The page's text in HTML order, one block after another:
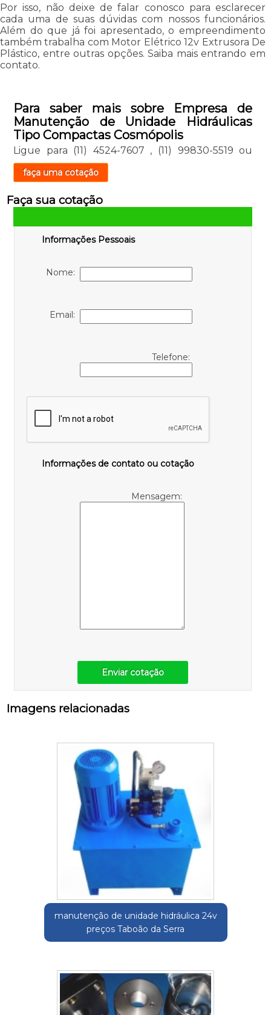
Por isso, não deixe de falar conosco para esclarecer
cada uma de suas dúvidas com nossos funcionários.
Além do que já foi apresentado, o empreendimento
também trabalha com Motor Elétrico 12v Extrusora De
Plástico, entre outras opções. Saiba mais entrando em
contato.
Para saber mais sobre Empresa de
Manutenção de Unidade Hidráulicas
Tipo Compactas Cosmópolis
Ligue para (11) 4524-7607 , (11) 99830-5519 ou
faça uma cotação
Faça sua cotação
Informações Pessoais
Nome:
Email:
Telefone:
Informações de contato ou cotação
Mensagem:
Enviar cotação
Imagens relacionadas
manutenção de unidade hidráulica 24v
preços Taboão da Serra